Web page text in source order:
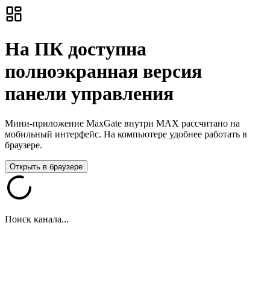
На ПК доступна
полноэкранная версия
панели управления
Мини-приложение MaxGate внутри MAX рассчитано на
мобильный интерфейс. На компьютере удобнее работать в
браузере.
Открыть в браузере
Поиск канала...